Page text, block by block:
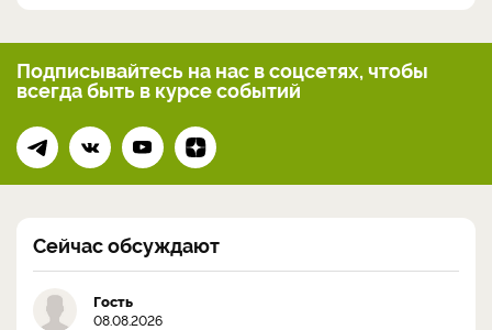
Подписывайтесь на нас в соцсетях, чтобы
всегдабыть в курсе событий
Сейчас обсуждают
Гость
08.08.2026